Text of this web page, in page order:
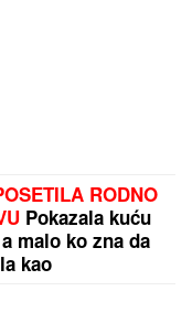
RODNO
Pokazala kuću
malo ko zna da
kao